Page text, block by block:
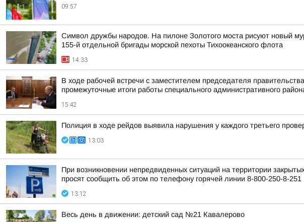
09:57
Символ дружбы народов. На пилоне Золотого моста рисуют новый
155-й отдельной бригады морской пехоты Тихоокеанского флота
14:33
В ходе рабочей встречи с заместителем председателя
промежуточные итоги работы специального административного
15:42
Полиция в ходе рейдов выявила нарушения у каждого третьего
13:03
При возникновении непредвиденных ситуаций на территории
просят сообщить об этом по телефону горячей линии 8-800-250-8-251
13:12
Весь день в движении: детский сад №21 Кавалерово